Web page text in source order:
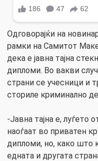
Одговорајќи на
рамки на Самитот
дека е јавна тајна
дипломи. Во вакви
страни се учесници и
сториле криминално
-Јавна тајна е, луѓето
наоѓаат во приватен
дипломи, но, како што
едната и другата